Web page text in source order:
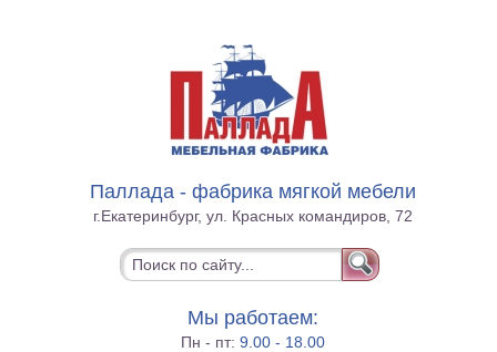
Паллада - фабрика мягкой мебели
г.Екатеринбург, ул. Красных командиров, 72
Мы работаем:
Пн - пт:9.00 - 18.00